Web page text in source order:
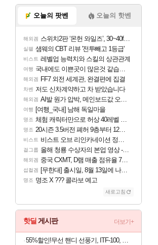
오늘의 팟벤 오늘의 핫벤
해외겜 스위치2판 ‘몬헌 와일즈’, 30~40fps 목표 추정
실팰 샘웨의 CBT 리뷰 '전투빼고 1등급'
비스트 레벨업 능력치와 스킬의 상관관계
여행 국내에도 이쁜곳이 많은것 같습니다
해외겜 FF7 외전 세계관, 완결편에 집결
차벤 저도 신차계약하고 차 받았습니다
해외겜 AI발 원가 압박, 메인보드값 오르나
여행 [여행_국내] 남해 독일마을
명조 체험 캐릭터만으로 허상 40레벨 하이와티아 5분 컷!｜에이메스·린네·모니에 명함
명조 20시즌 3.5버전 폐허 9층부터 12층까지 클리어 조합 | 죽음의 노래와 바닷속 폐허 |
비스트 비스트 오브 리인카네이션 정보/공략글 모음
걸그룹 올해 청룡 수상자의 본업 영상 - 스테이씨 윤
해외겜 중국 CXMT, D램 매출 점유율 7%…글로벌 4위로 부상
섭컬겜 [무한대] 출시일, 8월 13일에 나오나
명조 명조 X ??? 콜라보 예고
새로고침
핫딜 게시판 더보기+
55%할인!무선 핸디 선풍기, ITF-100, 화이트, 1개